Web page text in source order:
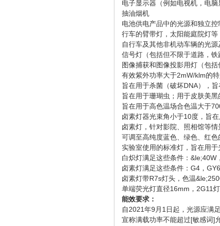
电子显示器（例如电视机，电
抽油烟机
电池供电产品中的光源和独立
行车的臂带灯，太阳能庭院灯等
自行车及其他非机动车辆的光
信号灯（包括但不限于道路，
图像捕获和图像投影用灯（包
有效紫外功率大于2mW/klm的
旨在用于杀菌（破坏DNA），
旨在用于珊瑚虫；用于皮肤美
旨在用于高色温场合色温大于
卤素灯器光束角小于10度，旨
卤素灯，针对影院、照相馆等
可调至高纯度蓝色、绿色、红
实验室使用的标准灯，旨在用
白炽灯满足这些条件：
卤素灯满足这些条件：G4，
卤素灯带R7s灯头，色温
单端荧光灯直径16mm，2G11
能效要求：
自2021年9月1日起，光源应满
宣称满载功率不能超过[敏感词]